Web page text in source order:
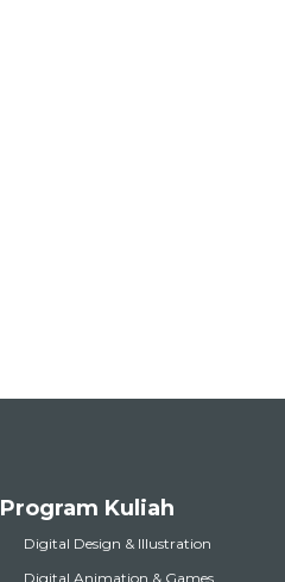
Program Kuliah
Digital Design & Illustration
Digital Animation & Games